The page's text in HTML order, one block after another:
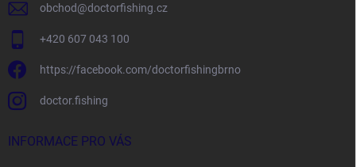
obchod@doctorfishing.cz
+420 607 043 100
https://facebook.com/doctorfishingbrno
doctor.fishing
INFORMACE PRO VÁS